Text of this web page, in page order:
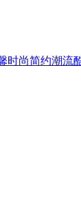
时尚简约潮流